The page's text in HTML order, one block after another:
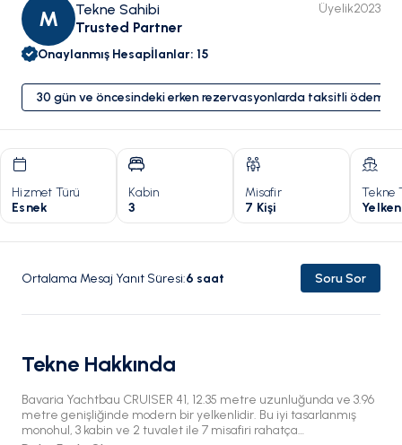
M
Tekne Sahibi
Trusted Partner
Üyelik2023
Onaylanmış Hesapİlanlar: 15
30 gün ve öncesindeki erken rezervasyonlarda taksitli ödeme
Hizmet Türü
Esnek
Kabin
3
Misafir
7 Kişi
Tekne
Ortalama Mesaj Yanıt Süresi:6 saat Soru Sor
Tekne Hakkında
Bavaria Yachtbau CRUISER 41, 12.35 metre uzunluğunda ve 3.96
metre genişliğinde modern bir yelkenlidir. Bu iyi tasarlanmış
monohul, 3 kabin ve 2 tuvalet ile 7 misafiri rahatça